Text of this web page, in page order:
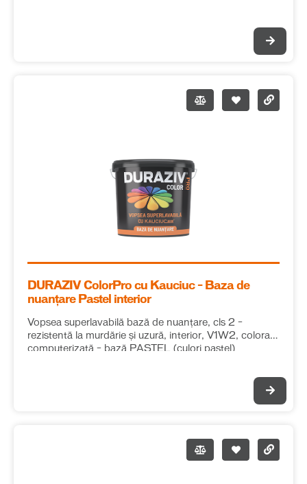
DURAZIV ColorPro cu Kauciuc – Baza de
nuanțare Pastel interior
Vopsea superlavabilă bază de nuanțare, cls 2 –
rezistentă la murdărie și uzură, interior, V1W2, colorare
computerizată – bază PASTEL (culori pastel)